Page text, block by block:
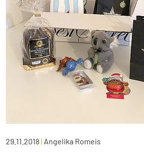
29.11.2018| Angelika Romeis